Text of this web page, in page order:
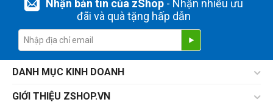
Nhận bản tin của zShop- Nhận nhiều ưu
đãi và quà tặng hấp dẫn
DANH MỤC KINH DOANH
GIỚI THIỆU ZSHOP.VN